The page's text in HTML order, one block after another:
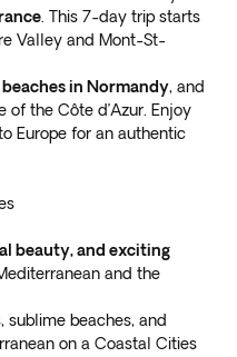
. This 7-day trip starts
Valley and Mont-St-
in Normandy, and
of the Côte d’Azur. Enjoy
Europe for an authentic
beauty, and exciting
and the
sublime beaches, and
on a Coastal Cities